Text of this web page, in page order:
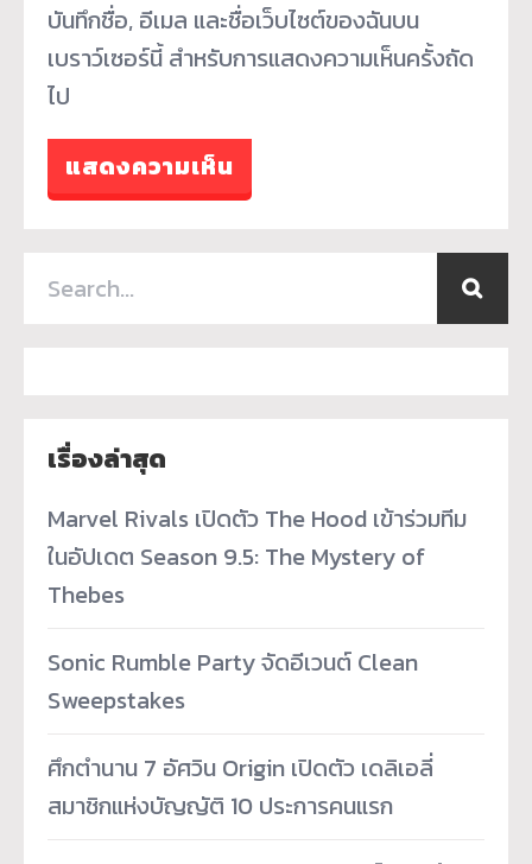
บันทึกชื่อ, อีเมล และชื่อเว็บไซต์ของฉันบน
เบราว์เซอร์นี้ สำหรับการแสดงความเห็นครั้งถัด
ไป
เรื่องล่าสุด
Marvel Rivals เปิดตัว The Hood เข้าร่วมทีม
ในอัปเดต Season 9.5: The Mystery of
Thebes
Sonic Rumble Party จัดอีเวนต์ Clean
Sweepstakes
ศึกตำนาน 7 อัศวิน Origin เปิดตัว เดลิเอลี่
สมาชิกแห่งบัญญัติ 10 ประการคนแรก